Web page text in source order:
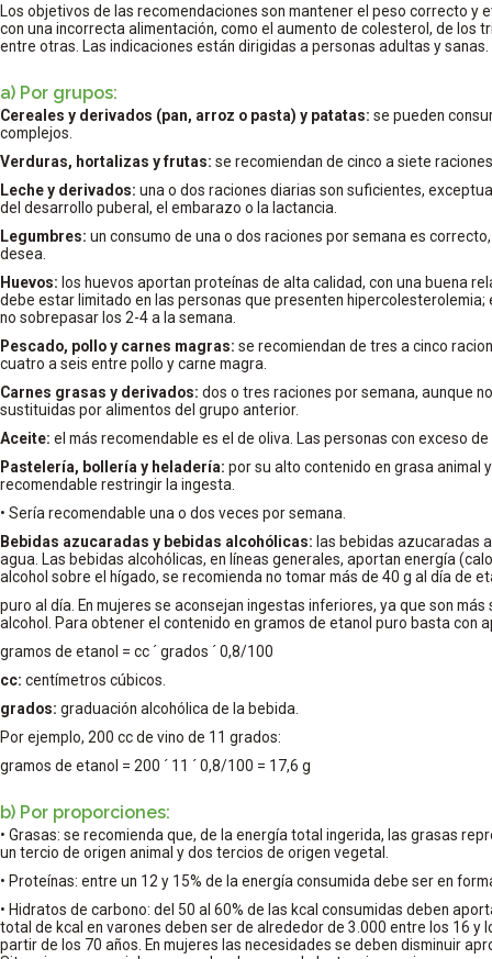
Los objetivos de las recomendaciones son mantener el peso correcto y
con una incorrecta alimentación, como el aumento de colesterol, de los
entre otras. Las indicaciones están dirigidas a personas adultas y sanas.
a) Por grupos:
Cereales y derivados (pan, arroz o pasta) y patatas: se pueden
complejos.
Verduras, hortalizas y frutas: se recomiendan de cinco a siete
Leche y derivados: una o dos raciones diarias son suficientes,
del desarrollo puberal, el embarazo o la lactancia.
Legumbres: un consumo de una o dos raciones por semana es
desea.
Huevos: los huevos aportan proteínas de alta calidad, con una buena
debe estar limitado en las personas que presenten
no sobrepasar los 2-4 a la semana.
Pescado, pollo y carnes magras: se recomiendan de tres a cinco
cuatro a seis entre pollo y carne magra.
Carnes grasas y derivados: dos o tres raciones por semana, aunque
sustituidas por alimentos del grupo anterior.
Aceite: el más recomendable es el de oliva. Las personas con exceso
Pastelería, bollería y heladería: por su alto contenido en grasa animal
recomendable restringir la ingesta.
• Sería recomendable una o dos veces por semana.
Bebidas azucaradas y bebidas alcohólicas: las bebidas azucaradas
agua. Las bebidas alcohólicas, en líneas generales, aportan energía
alcohol sobre el hígado, se recomienda no tomar más de 40 g al día de
puro al día. En mujeres se aconsejan ingestas inferiores, ya que son
alcohol. Para obtener el contenido en gramos de etanol puro basta con
gramos de etanol = cc ´ grados ´ 0,8/100
cc: centímetros cúbicos.
grados: graduación alcohólica de la bebida.
Por ejemplo, 200 cc de vino de 11 grados:
gramos de etanol = 200 ´ 11 ´ 0,8/100 = 17,6 g
b) Por proporciones:
• Grasas: se recomienda que, de la energía total ingerida, las grasas
un tercio de origen animal y dos tercios de origen vegetal.
• Proteínas: entre un 12 y 15% de la energía consumida debe ser en
• Hidratos de carbono: del 50 al 60% de las kcal consumidas deben
total de kcal en varones deben ser de alrededor de 3.000 entre los 16 y
partir de los 70 años. En mujeres las necesidades se deben disminuir